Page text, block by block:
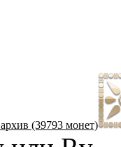
(39793 монет)